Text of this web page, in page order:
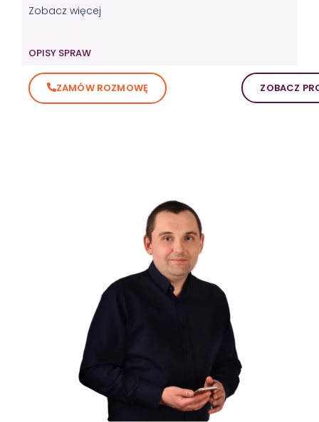
Zobacz więcej
OPISY SPRAW
ZAMÓW ROZMOWĘ ZOBACZ